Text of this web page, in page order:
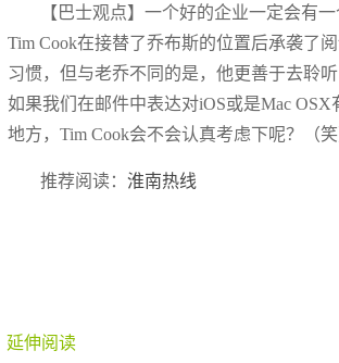
【巴士观点】一个好的企业一定会有一
Tim Cook在接替了乔布斯的位置后承袭了
习惯，但与老乔不同的是，他更善于去聆
如果我们在邮件中表达对iOS或是Mac OSX
地方，Tim Cook会不会认真考虑下呢？（笑
推荐阅读：淮南热线
延伸阅读